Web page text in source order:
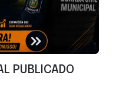
PUBLICADO